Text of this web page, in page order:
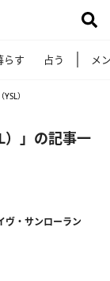
らす 占う メ
）
）」の記事一
・サンローラン